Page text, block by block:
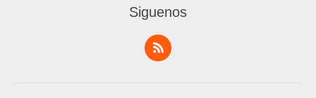
Siguenos